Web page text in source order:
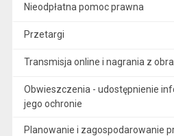
Nieodpłatna pomoc prawna
Przetargi
Transmisja online i nagrania z
Obwieszczenia - udostępnienie
jego ochronie
Planowanie i zagospodarowanie